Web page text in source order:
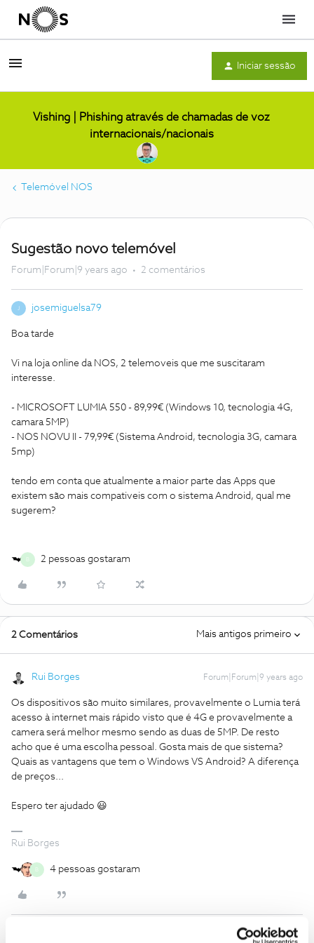
Menu
Iniciar sessão
Vishing | Phishing através de chamadas de voz
internacionais/nacionais
Telemóvel NOS
Sugestão novo telemóvel
Forum|Forum|9 years ago 2 comentários
josemiguelsa79
Boa tarde
Vi na loja online da NOS, 2 telemoveis que me suscitaram
interesse.
- MICROSOFT LUMIA 550 - 89,99€ (Windows 10, tecnologia 4G,
camara 5MP)
- NOS NOVU II - 79,99€ (Sistema Android, tecnologia 3G, camara
5mp)
tendo em conta que atualmente a maior parte das Apps que
existem são mais compativeis com o sistema Android, qual me
sugerem?
2 pessoas gostaram
2 Comentários Mais antigos primeiro
Rui Borges Forum|Forum|9 years ago
Os dispositivos são muito similares, provavelmente o Lumia terá
acesso à internet mais rápido visto que é 4G e provavelmente a
camera será melhor mesmo sendo as duas de 5MP. De resto
acho que é uma escolha pessoal. Gosta mais de que sistema?
Quais as vantagens que tem o Windows VS Android? A diferença
de preços...
Espero ter ajudado 😃
Rui Borges
4 pessoas gostaram